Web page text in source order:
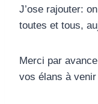
J’ose rajouter:
toutes et tous,
Merci par
vos élans à venir